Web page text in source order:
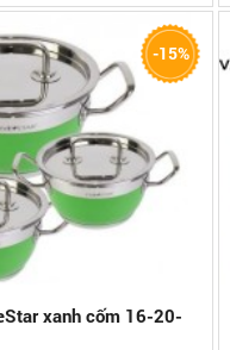
xanh cốm 16-20-
-15%
con tầm 1.5 đến 2.5
430 cao cấp, dày hơn 1
thân nồi, giữ ấm tốt
So sánh